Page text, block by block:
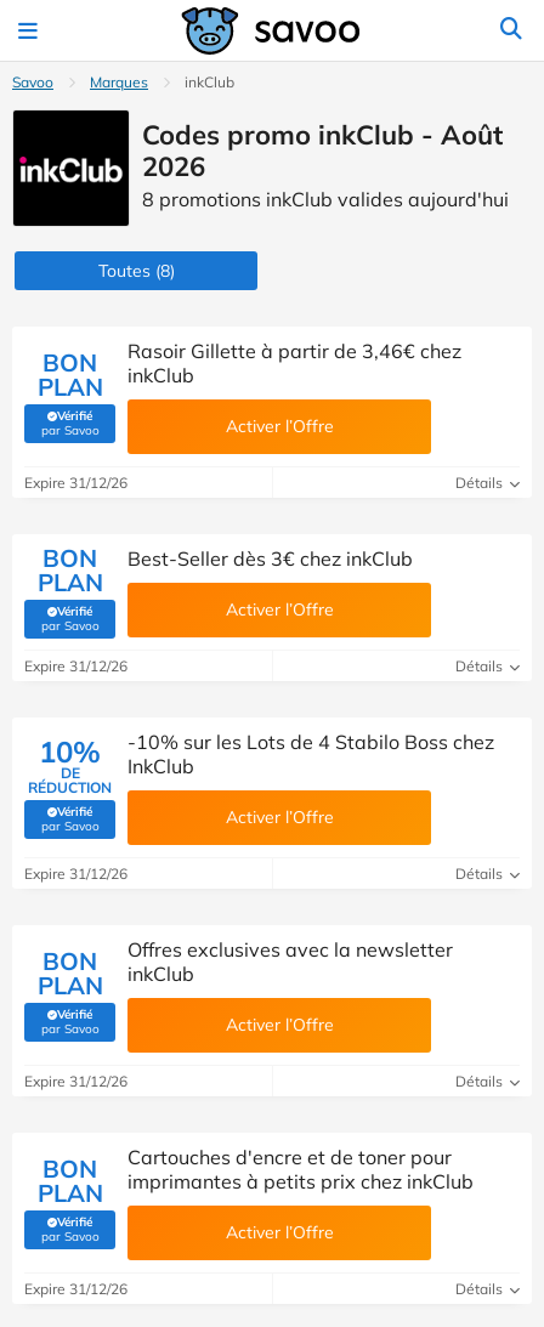
Savoo Marques inkClub
Codes promo inkClub - Août
2026
8 promotions inkClub valides aujourd'hui
Toutes(8)
BON
PLAN
Vérifié
par Savoo(Vérifié par Savoo)
Rasoir Gillette à partir de 3,46€ chez
inkClub
Activer l’Offre
Expire 31/12/26 Détails
BON
PLAN
Vérifié
par Savoo(Vérifié par Savoo)
Best-Seller dès 3€ chez inkClub
Activer l’Offre
Expire 31/12/26 Détails
10%
DE
RÉDUCTION
Vérifié
par Savoo(Vérifié par Savoo)
-10% sur les Lots de 4 Stabilo Boss chez
InkClub
Activer l’Offre
Expire 31/12/26 Détails
BON
PLAN
Vérifié
par Savoo(Vérifié par Savoo)
Offres exclusives avec la newsletter
inkClub
Activer l’Offre
Expire 31/12/26 Détails
BON
PLAN
Vérifié
par Savoo(Vérifié par Savoo)
Cartouches d'encre et de toner pour
imprimantes à petits prix chez inkClub
Activer l’Offre
Expire 31/12/26 Détails